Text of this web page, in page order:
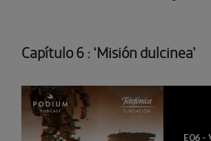
Capítulo 6 : ‘Misión dulcinea’